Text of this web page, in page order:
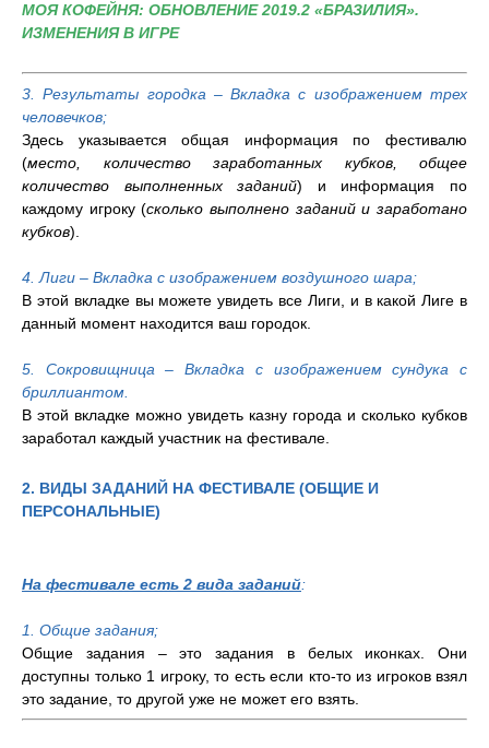
МОЯ КОФЕЙНЯ: ОБНОВЛЕНИЕ 2019.2 «БРАЗИЛИЯ».
ИЗМЕНЕНИЯ В ИГРЕ
3. Результаты городка – Вкладка с изображением трех
человечков;
Здесь указывается общая информация по фестивалю
(место, количество заработанных кубков, общее
количество выполненных заданий) и информация по
каждому игроку (сколько выполнено заданий и заработано
кубков).
4. Лиги – Вкладка с изображением воздушного шара;
В этой вкладке вы можете увидеть все Лиги, и в какой Лиге в
данный момент находится ваш городок.
5. Сокровищница – Вкладка с изображением сундука с
бриллиантом.
В этой вкладке можно увидеть казну города и сколько кубков
заработал каждый участник на фестивале.
2. ВИДЫ ЗАДАНИЙ НА ФЕСТИВАЛЕ (ОБЩИЕ И
ПЕРСОНАЛЬНЫЕ)
На фестивале есть 2 вида заданий:
1. Общие задания;
Общие задания – это задания в белых иконках. Они
доступны только 1 игроку, то есть если кто-то из игроков взял
это задание, то другой уже не может его взять.